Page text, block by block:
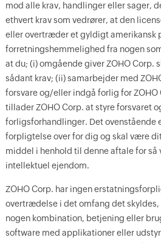
mod alle krav, handlinger eller sager,
ethvert krav som vedrører, at den
eller overtræder et gyldigt amerikansk
forretningshemmelighed fra nogen
at du; (i) omgående giver ZOHO Corp.
sådant krav; (ii) samarbejder med
forsvare og/eller indgå forlig for ZOHO
tillader ZOHO Corp. at styre forsvaret
forligsforhandlinger. Det ovenstående
forpligtelse over for dig og skal være
middel i henhold til denne aftale for
intellektuel ejendom.
ZOHO Corp. har ingen
overtrædelse i det omfang det skyldes,
nogen kombination, betjening eller
software med applikationer eller